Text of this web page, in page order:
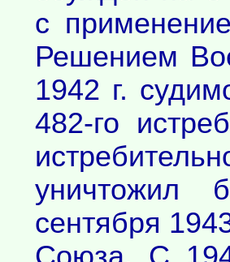
с
Решением
1942 г.
482-го
уничтожил
сентября